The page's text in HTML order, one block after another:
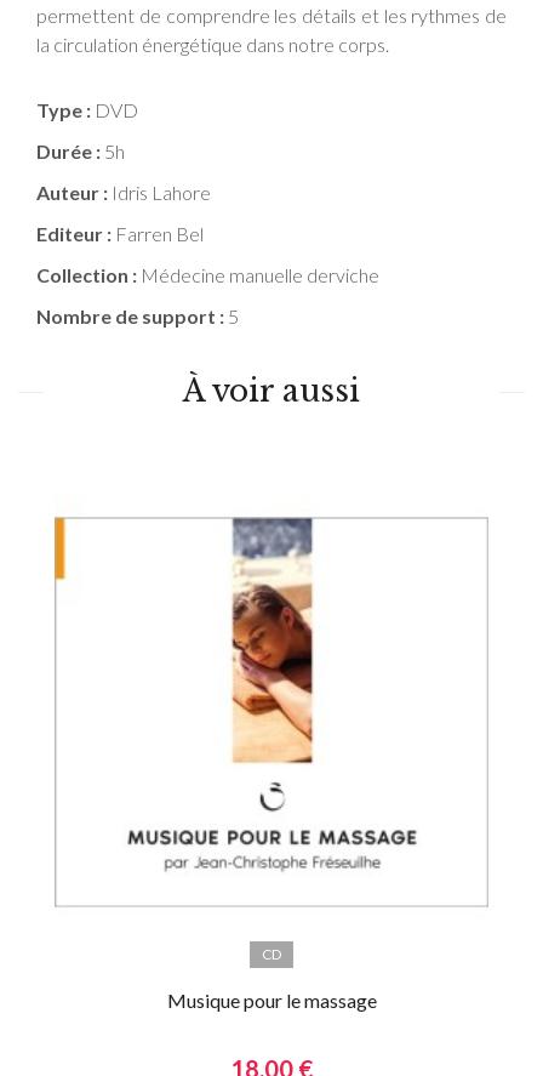
permettent de comprendre les détails et les rythmes de
la circulation énergétique dans notre corps.
Type : DVD
Durée : 5h
Auteur : Idris Lahore
Editeur : Farren Bel
Collection : Médecine manuelle derviche
Nombre de support : 5
À voir aussi
CD
Musique pour le massage
18,00 €